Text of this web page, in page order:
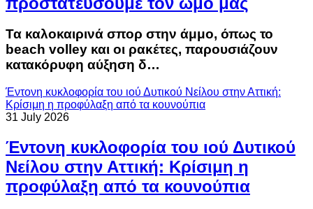
Τα καλοκαιρινά σπορ στην άμμο, όπως το
beach volley και οι ρακέτες, παρουσιάζουν
κατακόρυφη αύξηση δ…
Έντονη κυκλοφορία του ιού Δυτικού Νείλου στην Αττική:
Κρίσιμη η προφύλαξη από τα κουνούπια
31 July 2026
Έντονη κυκλοφορία του ιού Δυτικού
Νείλου στην Αττική: Κρίσιμη η
προφύλαξη από τα κουνούπια